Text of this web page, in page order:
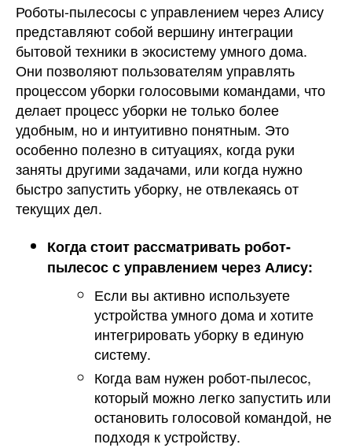
Роботы-пылесосы с управлением через Алису
представляют собой вершину интеграции
бытовой техники в экосистему умного дома.
Они позволяют пользователям управлять
процессом уборки голосовыми командами, что
делает процесс уборки не только более
удобным, но и интуитивно понятным. Это
особенно полезно в ситуациях, когда руки
заняты другими задачами, или когда нужно
быстро запустить уборку, не отвлекаясь от
текущих дел.
Когда стоит рассматривать робот-
пылесос с управлением через Алису:
Если вы активно используете
устройства умного дома и хотите
интегрировать уборку в единую
систему.
Когда вам нужен робот-пылесос,
который можно легко запустить или
остановить голосовой командой, не
подходя к устройству.